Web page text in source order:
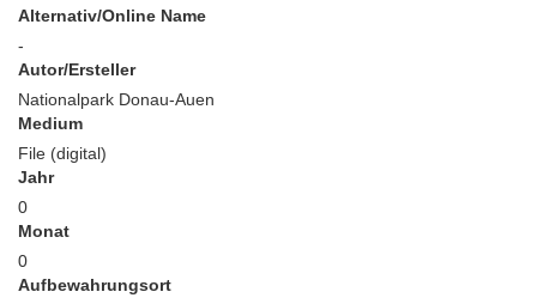
Alternativ/Online Name
-
Autor/Ersteller
Nationalpark Donau-Auen
Medium
File (digital)
Jahr
0
Monat
0
Aufbewahrungsort